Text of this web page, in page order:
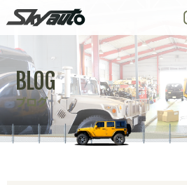
ホーム 在庫車情報
整備作業実例 パーツ販売
店舗紹介 工場紹介
スタッフ紹介 求人情報
BLOG
ブログ